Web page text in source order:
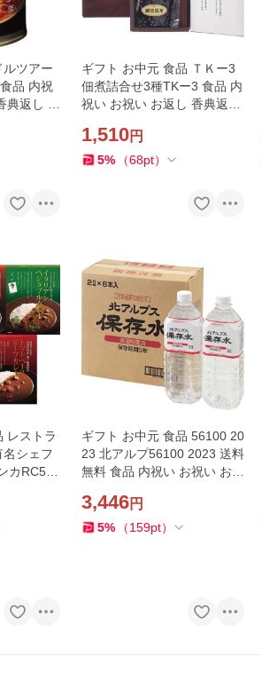
ツアー
品 内祝
返し お
ギフト お中元 食品 ＴＫー3
佃煮詰合せ3種TKー3 食品 内
祝い お祝い お返し 香典返し
1,510円
5% （68pt）
レストラ
シェフ
カRC5
え 熨斗
ギフト お中元 食品 56100 20
23 北アルプ56100 2023 送料
無料 食品 内祝い お祝い お返
対応
3,446円
5% （159pt）